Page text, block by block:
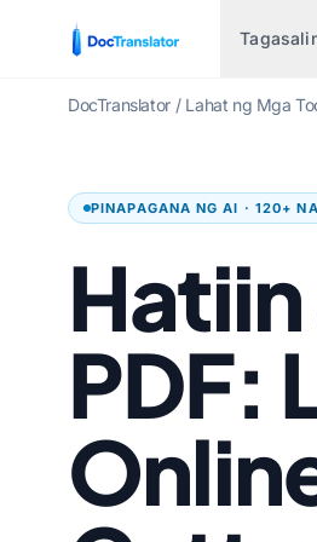
Pinansyal at Pagbabangko
Pangangalaga sa kalusugan
Mga Legal na Pagsasalin
Yamang Pantao
Gobyerno at Depensa
Pagsasalin ng Patent
Teknikal
Ingles sa Espanyol
Ingles hanggang
Ingles sa Aleman
Ingles sa Tsino
Ingles sa Hapon
Ingles sa Ruso
Ingles sa Portuges
DocTranslator / Lahat ng Mga
PINAPAGANA NG AI · 120+
PDF: